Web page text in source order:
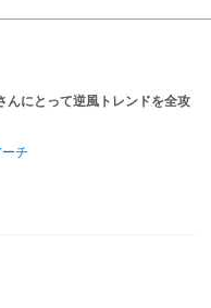
んにとって逆風トレンドを全攻
チ